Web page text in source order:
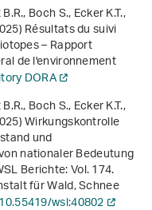
Boch S., Ecker K.T.,
Résultats du suivi
– Rapport
de l'environnement
DORA
Boch S., Ecker K.T.,
Wirkungskontrolle
und
nationaler Bedeutung
Berichte: Vol. 174.
für Wald, Schnee
wsl:40802